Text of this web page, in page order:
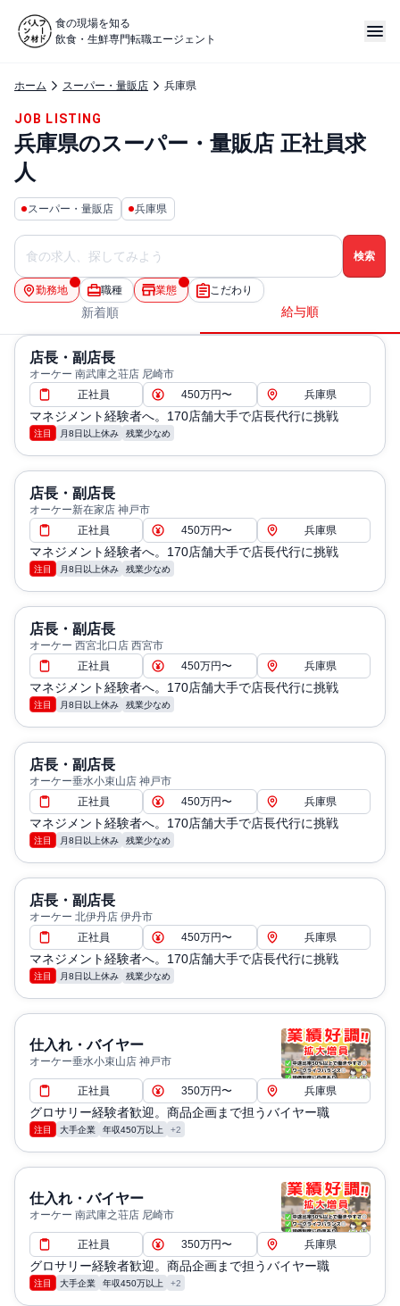
食の現場を知る
飲食・生鮮専門転職エージェント
ホーム スーパー・量販店 兵庫県
JOB LISTING
兵庫県のスーパー・量販店 正社員求
人
スーパー・量販店 兵庫県
勤務地 職種 業態 こだわり
新着順 給与順
店長・副店長
オーケー 南武庫之荘店 尼崎市
正社員
450万円〜 兵庫県
マネジメント経験者へ。170店舗大手で店長代行に挑戦
注目 月8日以上休み 残業少なめ
店長・副店長
オーケー新在家店 神戸市
正社員
450万円〜 兵庫県
マネジメント経験者へ。170店舗大手で店長代行に挑戦
注目 月8日以上休み 残業少なめ
店長・副店長
オーケー 西宮北口店 西宮市
正社員
450万円〜 兵庫県
マネジメント経験者へ。170店舗大手で店長代行に挑戦
注目 月8日以上休み 残業少なめ
店長・副店長
オーケー垂水小束山店 神戸市
正社員
450万円〜 兵庫県
マネジメント経験者へ。170店舗大手で店長代行に挑戦
注目 月8日以上休み 残業少なめ
店長・副店長
オーケー 北伊丹店 伊丹市
正社員
450万円〜 兵庫県
マネジメント経験者へ。170店舗大手で店長代行に挑戦
注目 月8日以上休み 残業少なめ
仕入れ・バイヤー
オーケー垂水小束山店 神戸市
正社員 350万円〜 兵庫県
グロサリー経験者歓迎。商品企画まで担うバイヤー職
注目 大手企業 年収450万以上 +2
仕入れ・バイヤー
オーケー 南武庫之荘店 尼崎市
正社員 350万円〜 兵庫県
グロサリー経験者歓迎。商品企画まで担うバイヤー職
注目 大手企業 年収450万以上 +2